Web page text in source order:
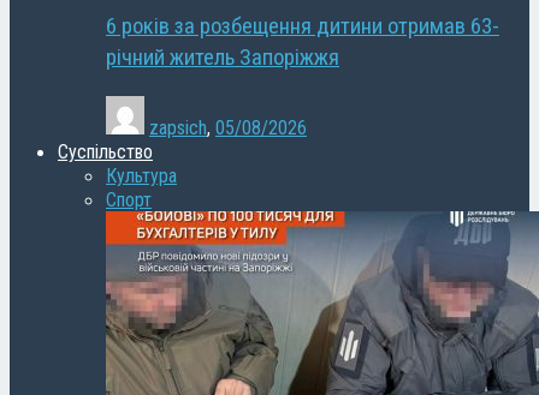
6 років за розбещення дитини отримав 63-
річний житель Запоріжжя
zapsich, 05/08/2026
Суспільство
Культура
Спорт